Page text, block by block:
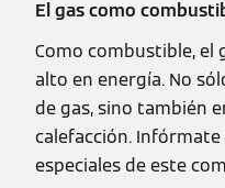
El gas como
Como combustible, el
alto en energía. No
de gas, sino también
calefacción.
especiales de este